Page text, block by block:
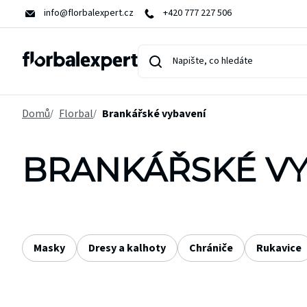
Přejít
na
+420 777 227 506
info@florbalexpert.cz
Domů Florbal Brankářské vybavení
BRANKÁŘSKÉ
Masky Dresy a kalhoty Chrániče Rukavice